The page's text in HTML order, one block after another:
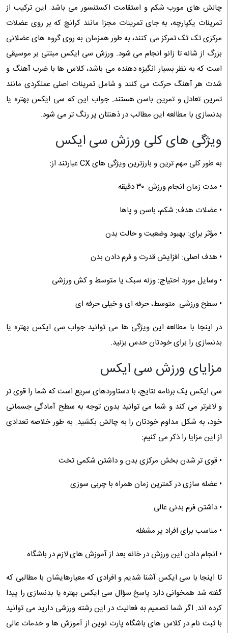
چالش های مورب شکم و استقامت اکستنسور می باشد. این ترکیب از
تمرینات یکپارچه، به جای تمرینات مجزا مانند کرانچ که بر روی عضلات
مرکزی تک تک تمرکز می کنند، به طور همزمان به روی گروه های عضلانی
بزرگ از شانه تا زانو انجام می شود. ورزش سی ایکس مبتنی بر موسیقی
است که به نظر بسیار انگیزه دهنده می باشد، کلاس ها با ضرب آهنگ و
شدت هر آهنگ حرکت می کنند و شامل تمرینات اصلی عملکردی مانند
تمرین تعادل و تمرین باسن هستند. جواب این که سی ایکس بهتره یا
بدنسازی با مطالعه این مطالب در ذهنتان پر رنگ تر می شود.
ویژگی ‌های کلی ورزش سی ایکس
به طور کلی مهم ‌ترین و بارزترین ویژگی‌ های CX عبارتند از:
• مدت زمان انجام ورزش: ۳۰ دقیقه
• عضلات هدف: شکم، باسن و پاها
• مؤثر برای: بهبود وضعیت و حالت بدن
• هدف اصلی: افزایش قدرت و فرم دادن بدن
• وسایل مورد احتیاج: وزنه سبک یا متوسط و کش ورزشی
• سطح ورزشی: متوسط، حرفه ‌ای و خیلی حرفه ‌ای
در اینجا با مطالعه این ویژگی ها می توانید جواب سی ایکس بهتره یا
بدنسازی را برای خودتان حدس بزنید.
مزایای ورزش سی ایکس
سی ایکس یک برنامه نتایج، با دستاوردهای سریع است که شما را قوی تر
و لاغرتر می کند و شما می توانید بدون توجه به سطح آمادگی جسمانی
خود، به شکل مداوم خودتان را به چالش بکشید. به طور خلاصه تعدادی
از این مزایا را ذکر می کنیم:
• قوی تر شدن بخش مرکزی بدن و داشتن شکمی تخت
• عضله سازی در کمترین زمان همراه با چربی سوزی
• داشتن فرم بدنی عالی
• مناسب برای افراد پر مشغله
• انجام دادن این ورزش در خانه بعد از آموزش های لازم در باشگاه
تا اینجا با سی ایکس آشنا شدیم و افرادی که معیارهایشان با مطالبی که
گفته شد همخوانی دارد پاسخ سؤال سی ایکس بهتره یا بدنسازی را پیدا
کرده اند. اگر شما تصمیم به فعالیت در این رشته ورزشی دارید می توانید
با ثبت نام در کلاس های باشگاه پارت نوین از آموزش ها و خدمات عالی